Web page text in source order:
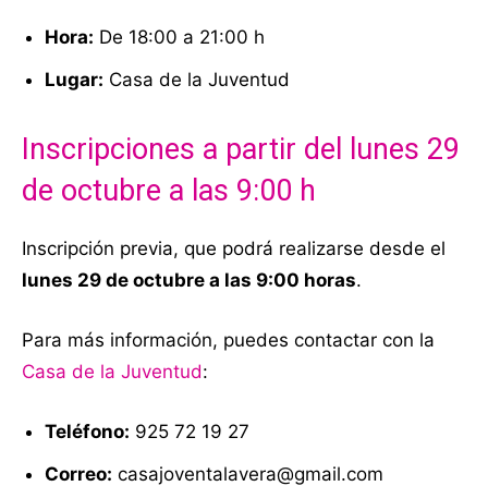
Hora: De 18:00 a 21:00 h
Lugar: Casa de la Juventud
Inscripciones a partir del lunes 29
de octubre a las 9:00 h
Inscripción previa, que podrá realizarse desde el
lunes 29 de octubre a las 9:00 horas.
Para más información, puedes contactar con la
Casa de la Juventud:
Teléfono: 925 72 19 27
Correo: casajoventalavera@gmail.com